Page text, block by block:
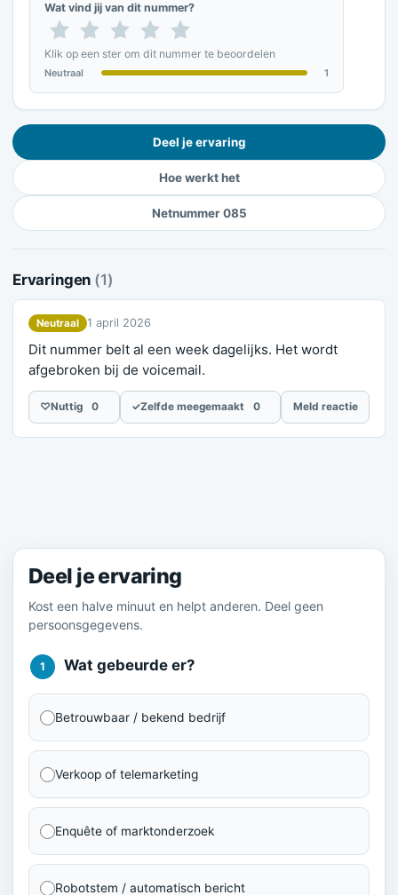
Wat vind jij van dit nummer?
Klik op een ster om dit nummer te beoordelen
Neutraal 1
Deel je ervaring
Hoe werkt het
Netnummer 085
Ervaringen (1)
Neutraal 1 april 2026
Dit nummer belt al een week dagelijks. Het wordt
afgebroken bij de voicemail.
♡Nuttig 0 ✓Zelfde meegemaakt 0 Meld reactie
Deel je ervaring
Kost een halve minuut en helpt anderen. Deel geen
persoonsgegevens.
1 Wat gebeurde er?
Betrouwbaar / bekend bedrijf
Verkoop of telemarketing
Enquête of marktonderzoek
Robotstem / automatisch bericht